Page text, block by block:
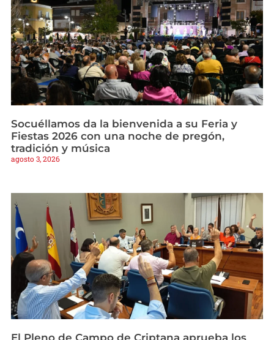
Socuéllamos da la bienvenida a su Feria y
Fiestas 2026 con una noche de pregón,
tradición y música
agosto 3, 2026